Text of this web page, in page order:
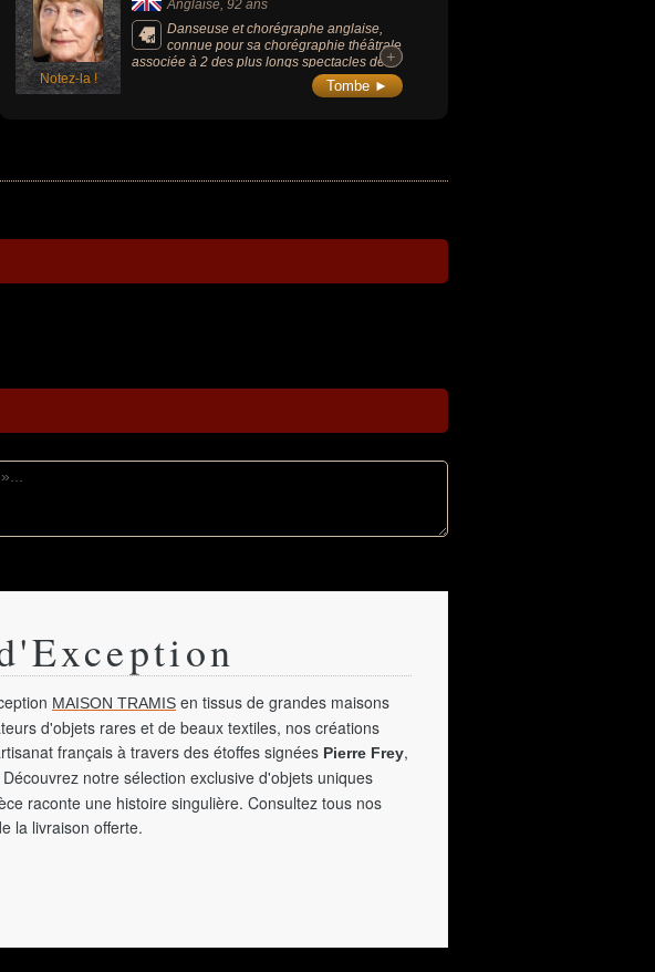
Notez-la !
Anglaise, 92 ans
Danseuse et chorégraphe anglaise,
connue pour sa chorégraphie théâtrale
associée à 2 des plus longs spectacles de
l'histoire de Broadway : « Cats » (1981) et «
Fantôme de l’opéra » (1986). Elle a reçu 2
+
+
Tombe ►
MAISON TRAMIS en tissus de grandes maisons
d'objets rares et de beaux textiles, nos créations
français à travers des étoffes signées Pierre Frey,
Découvrez notre sélection exclusive d'objets uniques
raconte une histoire singulière. Consultez tous nos
la livraison offerte.